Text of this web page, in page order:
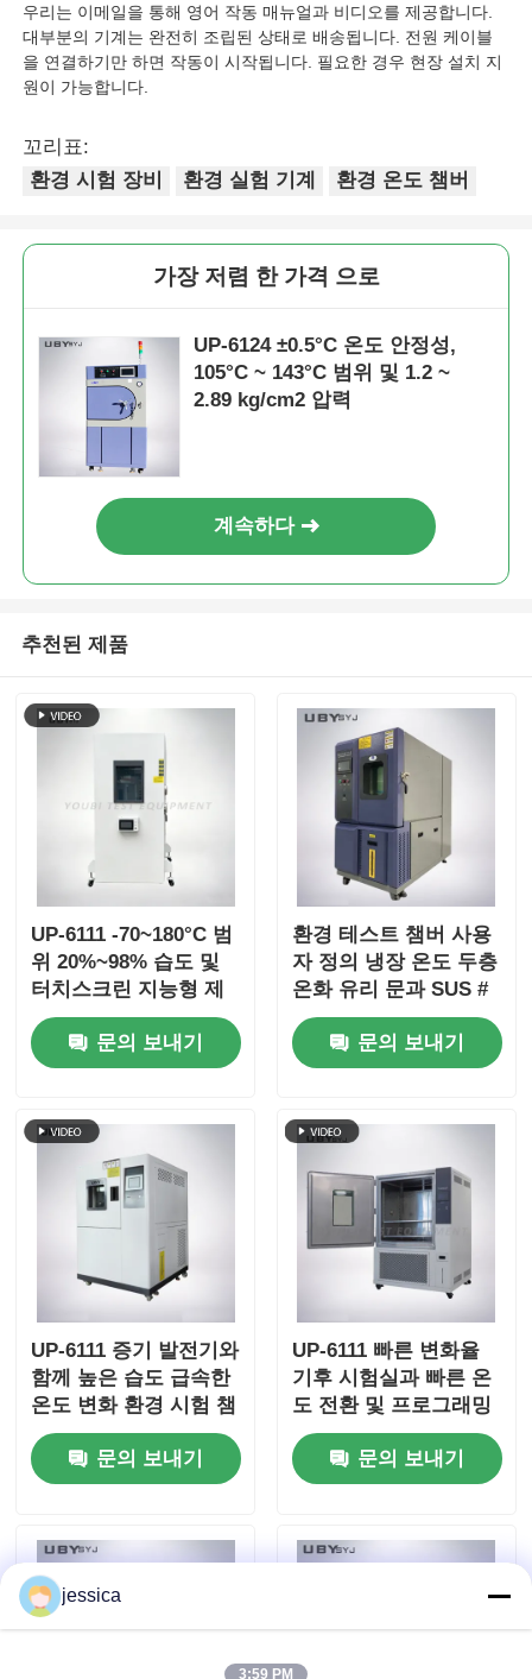
우리는 이메일을 통해 영어 작동 매뉴얼과 비디오를 제공합니다.
대부분의 기계는 완전히 조립된 상태로 배송됩니다. 전원 케이블
을 연결하기만 하면 작동이 시작됩니다. 필요한 경우 현장 설치 지
원이 가능합니다.
꼬리표:
환경 시험 장비
환경 실험 기계 환경 온도 챔버
가장 저렴 한 가격 으로
UP-6124 ±0.5°C 온도 안정성,
105°C ~ 143°C 범위 및 1.2 ~
2.89 kg/cm2 압력
계속하다
추천된 제품
UP-6111 -70~180°C 범
위 20%~98% 습도 및
터치스크린 지능형 제
어 기능을 갖춘 고저온
테스트 챔버문의 보내기
환경 테스트 챔버 사용
자 정의 냉장 온도 두층
온화 유리 문과 SUS #
304 스테인리스 스틸
내부
문의 보내기
UP-6111 증기 발전기와
함께 높은 습도 급속한
온도 변화 환경 시험 챔
버
문의 보내기
UP-6111 빠른 변화율
기후 시험실과 빠른 온
도 전환 및 프로그래밍
가능한 컨트롤러
문의 보내기
jessica
3:59 PM